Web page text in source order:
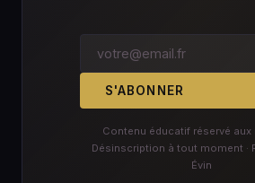
S'ABONNER
Contenu éducatif réservé aux
Désinscription à tout moment ·
Évin